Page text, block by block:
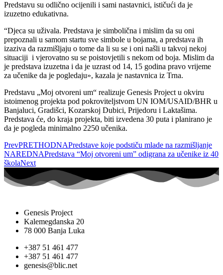
Predstavu su odlično ocijenili i sami nastavnici, ističući da je
izuzetno edukativna.
“Djeca su uživala. Predstava je simbolična i mislim da su oni
prepoznali u samom startu sve simbole u bojama, a predstava ih
izaziva da razmišljaju o tome da li su se i oni našli u takvoj nekoj
situaciji i vjerovatno su se poistovjetili s nekom od boja. Mislim da
je predstava izuzetna i da je uzrast od 14, 15 godina pravo vrijeme
za učenike da je pogledaju», kazala je nastavnica iz Trna.
Predstavu „Moj otvoreni um“ realizuje Genesis Project u okviru
istoimenog projekta pod pokroviteljstvom UN IOM/USAID/BHR u
Banjaluci, Gradišci, Kozarskoj Dubici, Prijedoru i Laktašima.
Predstava će, do kraja projekta, biti izvedena 30 puta i planirano je
da je pogleda minimalno 2250 učenika.
PrevPRETHODNAPredstave koje podstiču mlade na razmišljanje
NAREDNAPredstava “Moj otvoreni um” odigrana za učenike iz 40
školaNext
Genesis Project
Kalemegdanska 20
78 000 Banja Luka
+387 51 461 477
+387 51 461 477
genesis@blic.net